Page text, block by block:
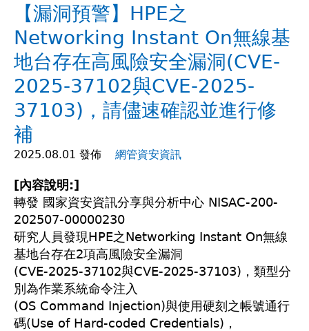
【漏洞預警】HPE之
Networking Instant On無線基
地台存在高風險安全漏洞(CVE-
2025-37102與CVE-2025-
37103)，請儘速確認並進行修
補
2025.08.01 發佈 網管資安資訊
[內容說明:]
轉發 國家資安資訊分享與分析中心 NISAC-200-
202507-00000230
研究人員發現HPE之Networking Instant On無線
基地台存在2項高風險安全漏洞
(CVE-2025-37102與CVE-2025-37103)，類型分
別為作業系統命令注入
(OS Command Injection)與使用硬刻之帳號通行
碼(Use of Hard-coded Credentials)，